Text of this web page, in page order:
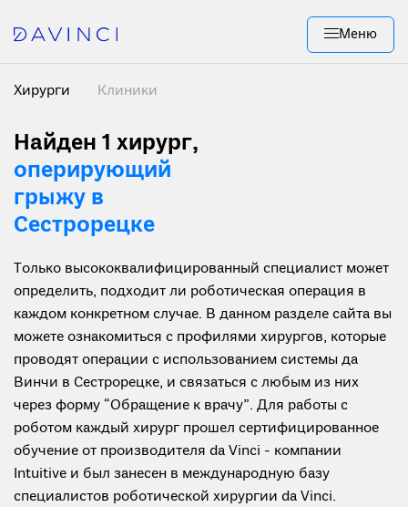
Меню
Хирурги Клиники
Найден 1 хирург,
оперирующий
грыжу в
Сестрорецке
Только высококвалифицированный специалист может
определить, подходит ли роботическая операция в
каждом конкретном случае. В данном разделе сайта вы
можете ознакомиться с профилями хирургов, которые
проводят операции с использованием системы да
Винчи в Сестрорецке, и связаться с любым из них
через форму “Обращение к врачу”. Для работы с
роботом каждый хирург прошел сертифицированное
обучение от производителя da Vinci - компании
Intuitive и был занесен в международную базу
специалистов роботической хирургии da Vinci.